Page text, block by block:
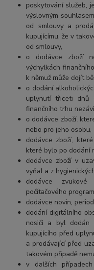
poskytování služeb,
výslovným
od smlouvy a
kupujícímu, že v
od smlouvy,
o dodávce zboží
výchylkách
k němuž může dojít
o dodání
uplynutí třiceti dnů
finančního trhu
o dodávce zboží,
nebo pro jeho osobu,
dodávce zboží,
které bylo po dodání
dodávce zboží v
vyňal a z
dodávce
počítačového
dodávce novin,
dodání digitálního
nosiči a byl dodán
kupujícího před
a prodávající před
takovém případě
v dalších